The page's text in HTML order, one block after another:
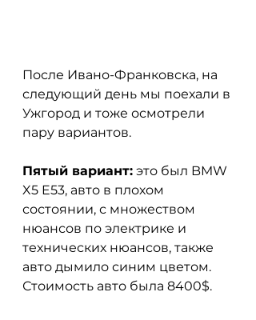
После Ивано-Франковска, на
следующий день мы поехали в
Ужгород и тоже осмотрели
пару вариантов.
Пятый вариант: это был BMW
X5 E53, авто в плохом
состоянии, с множеством
нюансов по электрике и
технических нюансов, также
авто дымило синим цветом.
Стоимость авто была 8400$.